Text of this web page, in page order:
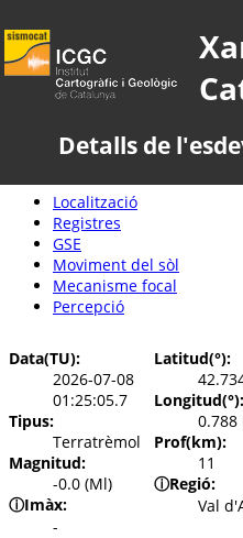
Detalls de
Localització
Registres
GSE
Moviment del sòl
Mecanisme focal
Percepció
Data(TU):
2026-07-08
01:25:05.7
Tipus:
Terratrèmol
Magnitud:
-0.0 (Ml)
ⓘImàx:
-
Latitud(°):
Longitud(°):
0.788
Prof(km):
11
ⓘRegió:
Val